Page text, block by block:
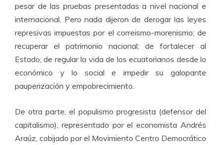
pesar de las pruebas presentadas a nivel nacional e
internacional. Pero nada dijeron de derogar las leyes
represivas impuestas por el correismo-morenismo; de
recuperar el patrimonio nacional; de fortalecer al
Estado; de regular la vida de los ecuatorianos desde lo
económico y lo social e impedir su galopante
pauperización y empobrecimiento.
De otra parte, el populismo progresista (defensor del
capitalismo), representado por el economista Andrés
Araúz, cobijado por el Movimiento Centro Democrático